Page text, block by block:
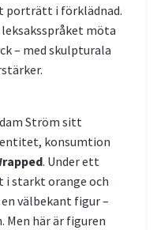
porträtt i förklädnad.
möta
– med skulpturala
Ström sitt
konsumtion
. Under ett
starkt orange och
välbekant figur –
Men här är figuren